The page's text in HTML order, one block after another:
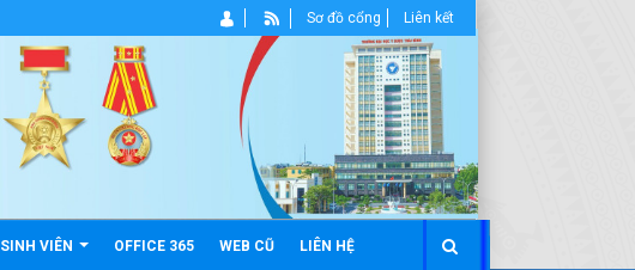
SINH VIÊN OFFICE 365 WEB CŨ LIÊN HỆ
Sơ đồ cổng Liên kết